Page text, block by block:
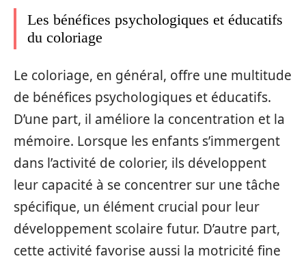
Les bénéfices psychologiques et éducatifs
du coloriage
Le coloriage, en général, offre une multitude
de bénéfices psychologiques et éducatifs.
D’une part, il améliore la concentration et la
mémoire. Lorsque les enfants s’immergent
dans l’activité de colorier, ils développent
leur capacité à se concentrer sur une tâche
spécifique, un élément crucial pour leur
développement scolaire futur. D’autre part,
cette activité favorise aussi la motricité fine